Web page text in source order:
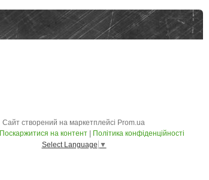
Сайт створений на маркетплейсі Prom.ua
Поскаржитися на контент
Політика конфіденційності
Select Language ▼